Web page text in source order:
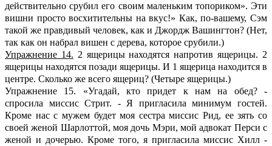
действительно срубил его своим маленьким топориком». Эти
вишни просто восхитительны на вкус!» Как, по-вашему, Сэм
такой же правдивый человек, как и Джордж Вашингтон? (Нет,
так как он набрал вишен с дерева, которое срубили.)
Упражнение 14. 2 ящерицы находятся напротив ящерицы. 2
ящерицы находятся позади ящерицы. И 1 ящерица находится в
центре. Сколько же всего ящериц? (Четыре ящерицы.)
Упражнение 15. «Угадай, кто придет к нам на обед? -
спросила миссис Стрит. - Я пригласила минимум гостей.
Кроме нас с мужем будет моя сестра миссис Рид, ее зять со
своей женой Шарлоттой, моя дочь Мэри, мой адвокат Перси с
женой и дочерью. Кроме того, я пригласила миссис Хилл -